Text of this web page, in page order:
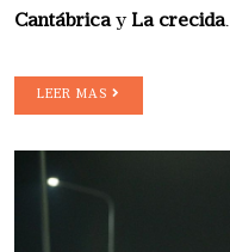
CantábricayLa crecida.
LEER MAS